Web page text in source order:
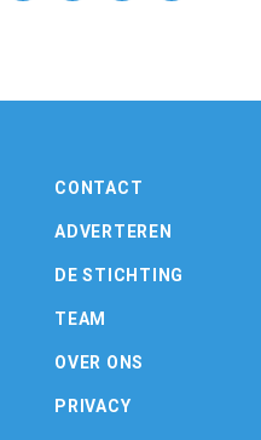
CONTACT
ADVERTEREN
DE STICHTING
TEAM
OVER ONS
PRIVACY